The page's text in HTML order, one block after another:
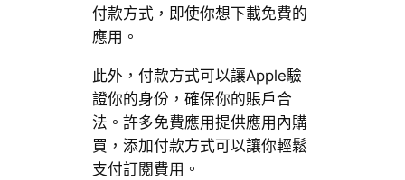
付款方式，即使你想下載免費的
應用。
此外，付款方式可以讓Apple驗
證你的身份，確保你的賬戶合
法。許多免費應用提供應用內購
買，添加付款方式可以讓你輕鬆
支付訂閱費用。